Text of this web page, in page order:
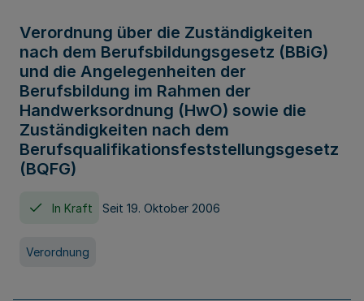
Verordnung über die Zuständigkeiten
nach dem Berufsbildungsgesetz (BBiG)
und die Angelegenheiten der
Berufsbildung im Rahmen der
Handwerksordnung (HwO) sowie die
Zuständigkeiten nach dem
Berufsqualifikationsfeststellungsgesetz
(BQFG)
In Kraft Seit 19. Oktober 2006
Verordnung